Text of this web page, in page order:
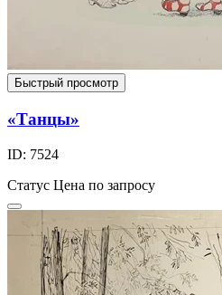
Быстрый просмотр
«Танцы»
ID: 7524
Статус Цена по запросу